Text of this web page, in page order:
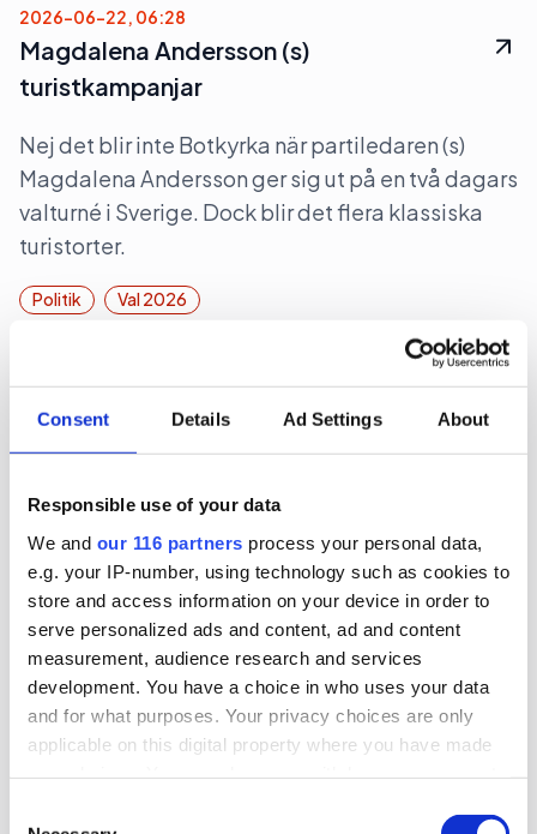
Consent Details Ad Settings About
Responsible use of your data
We and our 116 partners process your personal data,
e.g. your IP-number, using technology such as cookies to
store and access information on your device in order to
serve personalized ads and content, ad and content
measurement, audience research and services
development. You have a choice in who uses your data
and for what purposes. Your privacy choices are only
applicable on this digital property where you have made
2026-06-22, 06:28
Magdalena Andersson (s)
turistkampanjar
Nej det blir inte Botkyrka när partiledaren (s)
Magdalena Andersson ger sig ut på en två dagars
valturné i Sverige. Dock blir det flera klassiska
turistorter.
Politik Val 2026
Gruvbolag och branschorganisation
halvjublar över skrotat uran-veto
Gruvindustrins branschorganisation pratar om
”ett steg framåt och två bakåt” när det gäller
riksdagens beslut att likställa
tillståndsprövningen av brytning av uran med
andra metaller. Gruvföretaget District Metals
lovar att fortsätta att lobba för att uranbrytning
ska ske i Sverige.
Lobbying Opinionsbildning Politik